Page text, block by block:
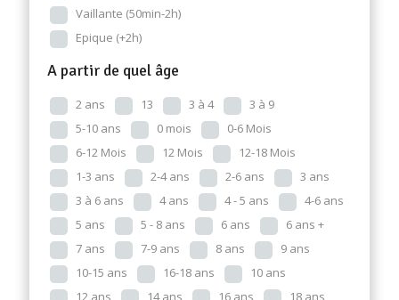
Vaillante (50min-2h)
Epique (+2h)
A partir de quel âge
2 ans 13 3 à 4
3 à 9
5-10 ans
0 mois
0-6 Mois
6-12 Mois
12 Mois
12-18 Mois
1-3 ans
2-4 ans 2-6 ans
3 ans
3 à 6 ans
4 ans 4 - 5 ans
4-6 ans
5 ans
5 - 8 ans 6 ans
6 ans +
7 ans
7-9 ans 8 ans
9 ans
10-15 ans
16-18 ans
10 ans
12 ans
14 ans 16 ans 18 ans